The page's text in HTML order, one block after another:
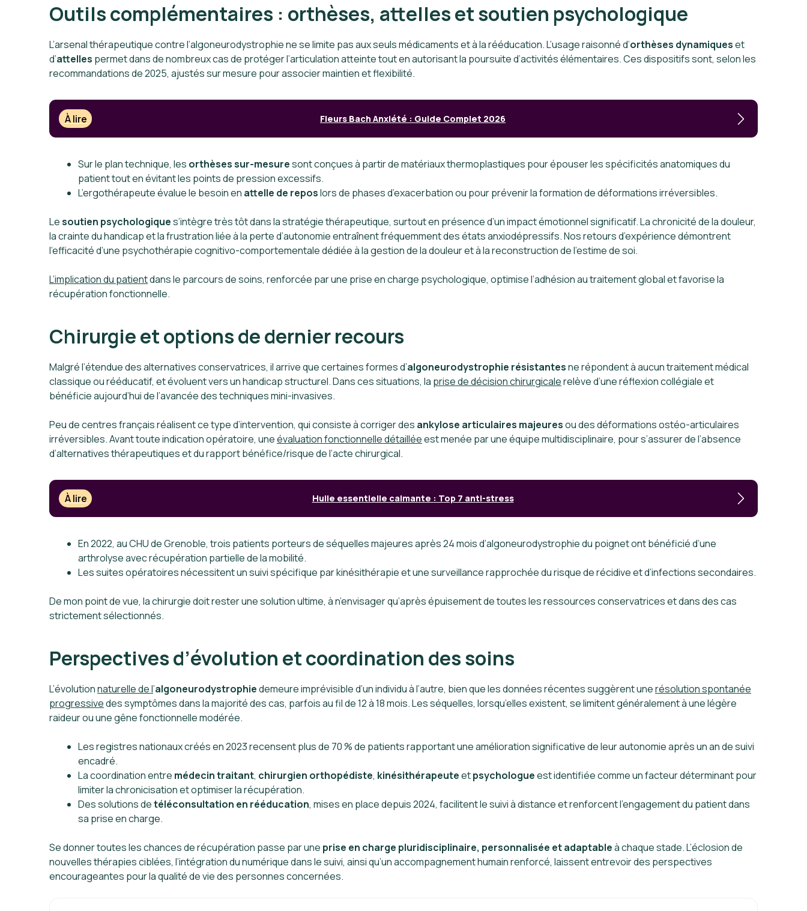
Outils complémentaires : orthèses, attelles et soutien psychologique
L’arsenal thérapeutique contre l’algoneurodystrophie ne se limite pas aux seuls médicaments et à la rééducation. L’usage raisonné d’orthèses dynamiqueset
d’attelles permet dans de nombreux cas de protéger l’articulation atteinte tout en autorisant la poursuite d’activités élémentaires. Ces dispositifs sont, selon les
recommandations de 2025, ajustés sur mesure pour associer maintien et flexibilité.
À lire Fleurs Bach Anxiété : Guide Complet 2026
Sur le plan technique, les orthèses sur-mesuresont conçues à partir de matériaux thermoplastiques pour épouser les spécificités anatomiques du
patient tout en évitant les points de pression excessifs.
L’ergothérapeute évalue le besoin en attelle de reposlors de phases d’exacerbation ou pour prévenir la formation de déformations irréversibles.
Lesoutien psychologiques’intègre très tôt dans la stratégie thérapeutique, surtout en présence d’un impact émotionnel significatif. La chronicité de la douleur,
la crainte du handicap et la frustration liée à la perte d’autonomie entraînent fréquemment des états anxiodépressifs. Nos retours d’expérience démontrent
l’efficacité d’une psychothérapie cognitivo-comportementale dédiée à la gestion de la douleur et à la reconstruction de l’estime de soi.
L’implication du patientdans le parcours de soins, renforcée par une prise en charge psychologique, optimise l’adhésion au traitement global et favorise la
récupération fonctionnelle.
Chirurgie et options de dernier recours
Malgré l’étendue des alternatives conservatrices, il arrive que certaines formes d’algoneurodystrophie résistantesne répondent à aucun traitement médical
classique ou rééducatif, et évoluent vers un handicap structurel. Dans ces situations, la prise de décision chirurgicalerelève d’une réflexion collégiale et
bénéficie aujourd’hui de l’avancée des techniques mini-invasives.
Peu de centres français réalisent ce type d’intervention, qui consiste à corriger des ankylose articulaires majeuresou des déformations ostéo-articulaires
irréversibles. Avant toute indication opératoire, uneévaluation fonctionnelle détailléeest menée par une équipe multidisciplinaire, pour s’assurer de l’absence
d’alternatives thérapeutiques et du rapport bénéfice/risque de l’acte chirurgical.
À lire Huile essentielle calmante : Top 7 anti-stress
En 2022, au CHU de Grenoble, trois patients porteurs de séquelles majeures après 24 mois d’algoneurodystrophie du poignet ont bénéficié d’une
arthrolyse avec récupération partielle de la mobilité.
Les suites opératoires nécessitent un suivi spécifique par kinésithérapie et une surveillance rapprochée du risque de récidive et d’infections secondaires.
De mon point de vue, la chirurgie doit rester une solution ultime, à n’envisager qu’après épuisement de toutes les ressources conservatrices et dans des cas
strictement sélectionnés.
Perspectives d’évolution et coordination des soins
L’évolutionnaturelle de l’algoneurodystrophiedemeure imprévisible d’un individu à l’autre, bien que les données récentes suggèrent unerésolution spontanée
progressivedes symptômes dans la majorité des cas, parfois au fil de 12 à 18 mois. Les séquelles, lorsqu’elles existent, se limitent généralement à une légère
raideur ou une gêne fonctionnelle modérée.
Les registres nationaux créés en 2023 recensent plus de 70 % de patients rapportant une amélioration significative de leur autonomie après un an de suivi
encadré.
La coordination entre médecin traitant, chirurgien orthopédiste, kinésithérapeuteetpsychologueest identifiée comme un facteur déterminant pour
limiter la chronicisation et optimiser la récupération.
Des solutions detéléconsultation en rééducation, mises en place depuis 2024, facilitent le suivi à distance et renforcent l’engagement du patient dans
sa prise en charge.
Se donner toutes les chances de récupération passe par une prise en charge pluridisciplinaire, personnalisée et adaptableà chaque stade. L’éclosion de
nouvelles thérapies ciblées, l’intégration du numérique dans le suivi, ainsi qu’un accompagnement humain renforcé, laissent entrevoir des perspectives
encourageantes pour la qualité de vie des personnes concernées.